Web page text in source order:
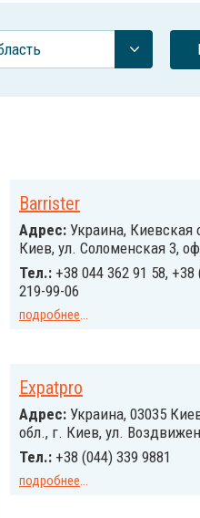
Barrister
Адрес: Украина, Киевская
Киев, ул. Соломенская 3,
Тел.: +38 044 362 91 58, +38
219-99-06
подробнее...
Expatpro
Адрес: Украина, 03035
обл., г. Киев, ул.
Тел.: +38 (044) 339 9881
подробнее...